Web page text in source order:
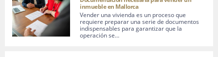
inmueble en Mallorca
Vender una vivienda es un proceso que
requiere preparar una serie de documentos
indispensables para garantizar que la
operación se…